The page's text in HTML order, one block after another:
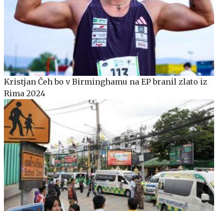
Kristjan Čeh bo v Birminghamu na EP branil zlato iz
Rima 2024